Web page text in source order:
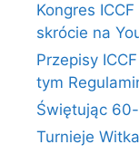
Kongres
skrócie na
Przepisy
tym
Świętując
Turnieje